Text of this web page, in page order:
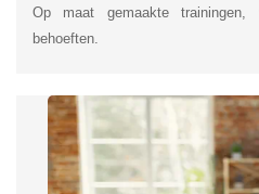
Op maat gemaakte
behoeften.